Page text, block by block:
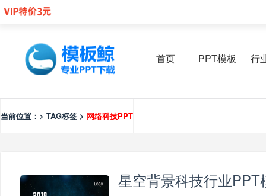
首页 PPT模板 行
当前位置：> TAG标签 > 网络科技PPT
星空背景科技行业PPT